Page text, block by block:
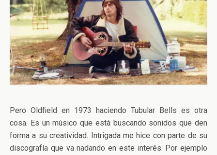
Pero Oldfield en 1973 haciendo Tubular Bells es otra
cosa. Es un músico que está buscando sonidos que den
forma a su creatividad. Intrigada me hice con parte de su
discografía que va nadando en este interés. Por ejemplo